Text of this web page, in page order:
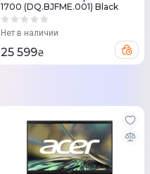
1700 (DQ.BJFME.001) Black
Нет в наличии
25 599₴